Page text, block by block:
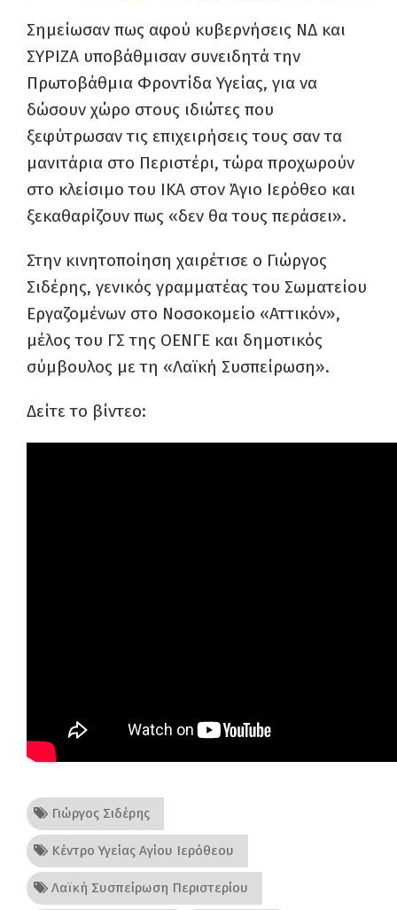
Σημείωσαν πως αφού κυβερνήσεις ΝΔ και
ΣΥΡΙΖΑ υποβάθμισαν συνειδητά την
Πρωτοβάθμια Φροντίδα Υγείας, για να
δώσουν χώρο στους ιδιώτες που
ξεφύτρωσαν τις επιχειρήσεις τους σαν τα
μανιτάρια στο Περιστέρι, τώρα προχωρούν
στο κλείσιμο του ΙΚΑ στον Άγιο Ιερόθεο και
ξεκαθαρίζουν πως «δεν θα τους περάσει».
Στην κινητοποίηση χαιρέτισε ο Γιώργος
Σιδέρης, γενικός γραμματέας του Σωματείου
Εργαζομένων στο Νοσοκομείο «Αττικόν»,
μέλος του ΓΣ της ΟΕΝΓΕ και δημοτικός
σύμβουλος με τη «Λαϊκή Συσπείρωση».
Δείτε το βίντεο:
Γιώργος Σιδέρης
Κέντρο Υγείας Αγίου Ιερόθεου
Λαϊκή Συσπείρωση Περιστερίου